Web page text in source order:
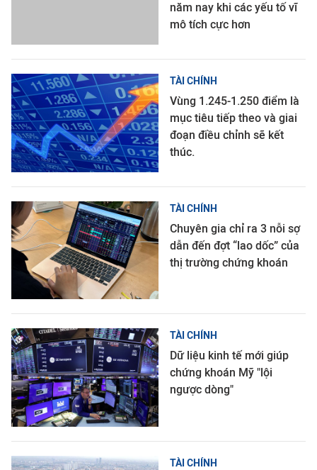
năm nay khi các yếu tố vĩ
mô tích cực hơn
TÀI CHÍNH
Vùng 1.245-1.250 điểm là
mục tiêu tiếp theo và giai
đoạn điều chỉnh sẽ kết
thúc.
TÀI CHÍNH
Chuyên gia chỉ ra 3 nỗi sợ
dẫn đến đợt “lao dốc” của
thị trường chứng khoán
TÀI CHÍNH
Dữ liệu kinh tế mới giúp
chứng khoán Mỹ "lội
ngược dòng"
TÀI CHÍNH